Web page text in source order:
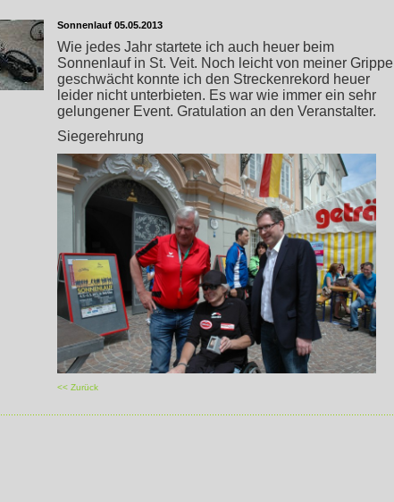
Sonnenlauf 05.05.2013
Wie jedes Jahr startete ich auch heuer beim
Sonnenlauf in St. Veit. Noch leicht von meiner Grippe
geschwächt konnte ich den Streckenrekord heuer
leider nicht unterbieten. Es war wie immer ein sehr
gelungener Event. Gratulation an den Veranstalter.
Siegerehrung
<< Zurück